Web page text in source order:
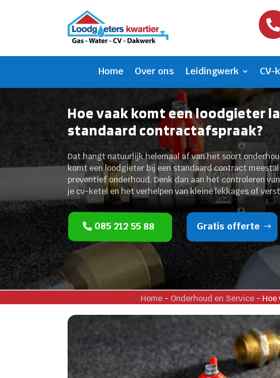

Home Over ons Leidingwerk CV-
Hoe vaak komt een loodgieter
standaard contractafspraak?
Dat hangt natuurlijk helemaal af van het soort
komt een loodgieter bij een standaard contract
preventief onderhoud. Denk dan aan het controleren
je cv-ketel en het verhelpen van kleine lekkages of
085 212 55 88 Gratis offerte
Home - Onderhoud en Service -